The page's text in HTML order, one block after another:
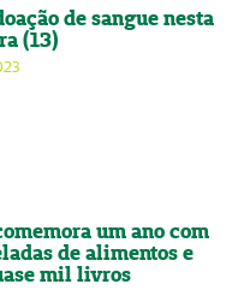
de sangue nesta
(13)
um ano com
de alimentos e
mil livros